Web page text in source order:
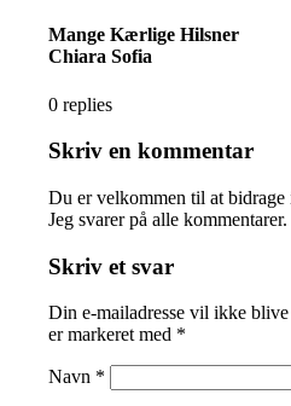
Mange Kærlige Hilsner
Chiara Sofia
0 replies
Skriv en kommentar
Du er velkommen til at bidrage
Jeg svarer på alle kommentarer.
Skriv et svar
Din e-mailadresse vil ikke
er markeret med *
Navn *